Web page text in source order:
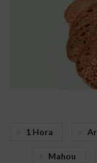
1 Hora
Mahou